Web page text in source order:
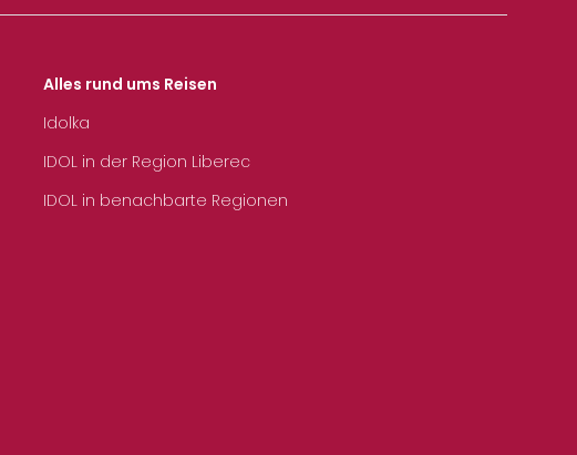
Alles rund ums Reisen
Idolka
IDOL in der Region Liberec
IDOL in benachbarte Regionen